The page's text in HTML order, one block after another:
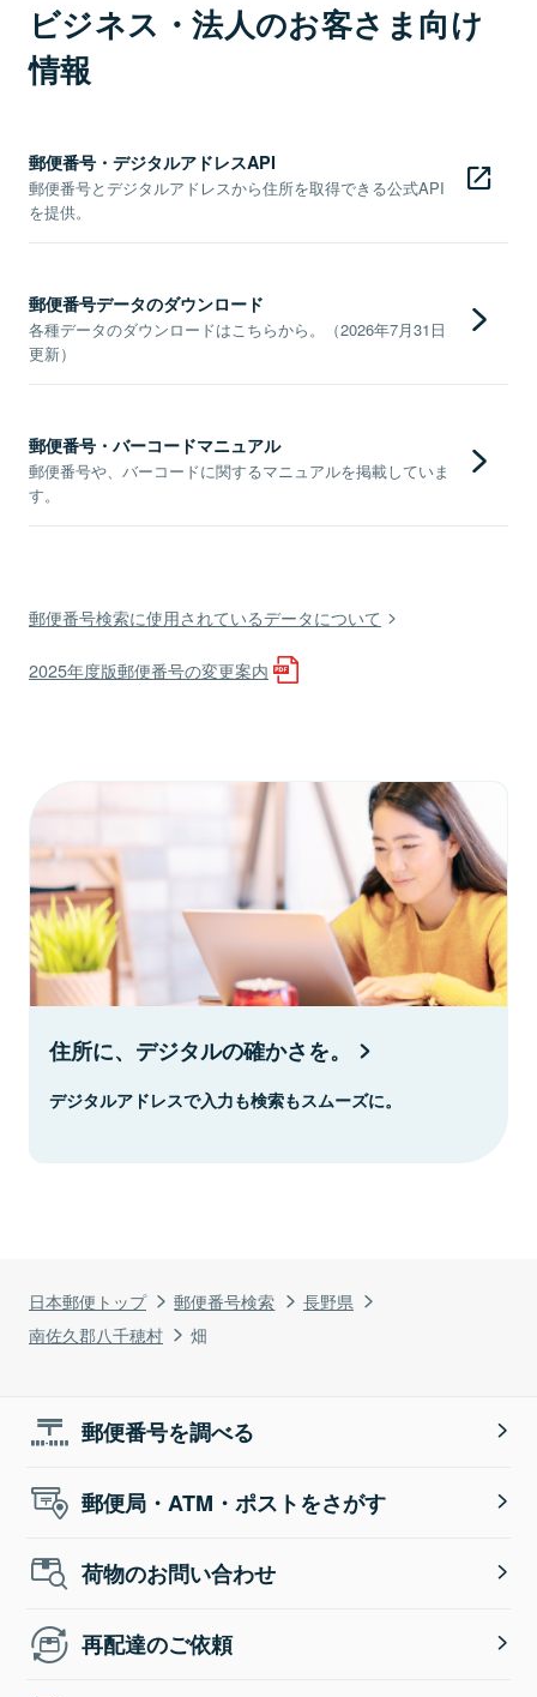
日本郵便トップ 郵便番号検索
長野県
南佐久郡八千穂村
畑
ビジネス・法人のお客さま向け
情報
郵便番号・デジタルアドレスAPI
郵便番号とデジタルアドレスから住所を取得できる公式API
を提供。
郵便番号データのダウンロード
各種データのダウンロードはこちらから。（2026年7月31日
更新）
郵便番号・バーコードマニュアル
郵便番号や、バーコードに関するマニュアルを掲載していま
す。
郵便番号検索に使用されているデータについて
2025年度版郵便番号の変更案内
住所に、デジタルの確かさを。
デジタルアドレスで入力も検索もスムーズに。
郵便番号を調べる
郵便局・ATM・ポストをさがす
荷物のお問い合わせ
再配達のご依頼